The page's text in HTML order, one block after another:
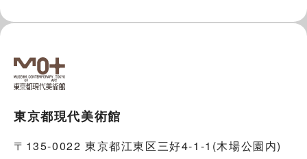
東京都現代美術館
〒135-0022 東京都江東区三好4-1-1(木場公園内)